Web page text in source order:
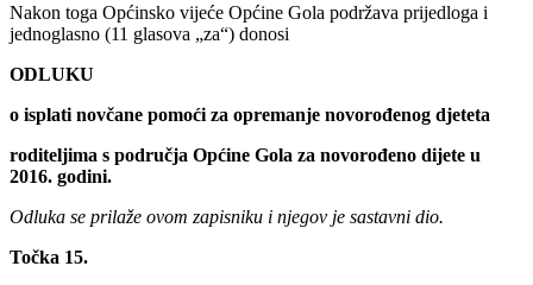
Nakon toga Općinsko vijeće Općine Gola podržava prijedloga i
jednoglasno (11 glasova „za“) donosi
ODLUKU
o isplati novčane pomoći za opremanje novorođenog djeteta
roditeljima s područja Općine Gola za novorođeno dijete u
2016. godini.
Odluka se prilaže ovom zapisniku i njegov je sastavni dio.
Točka 15.